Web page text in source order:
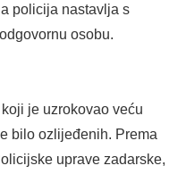
policija nastavlja s
osobu.
je uzrokovao veću
bilo ozlijeđenih. Prema
uprave zadarske,